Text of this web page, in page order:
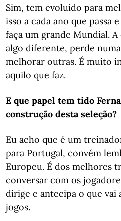
Sim, tem evoluído para
isso a cada ano que passa
faça um grande Mundial.
algo diferente, perde
melhorar outras. É muito
aquilo que faz.
E que papel tem tido
construção desta seleção?
Eu acho que é um
para Portugal, convém
Europeu. É dos melhores
conversar com os
dirige e antecipa o que
jogos.